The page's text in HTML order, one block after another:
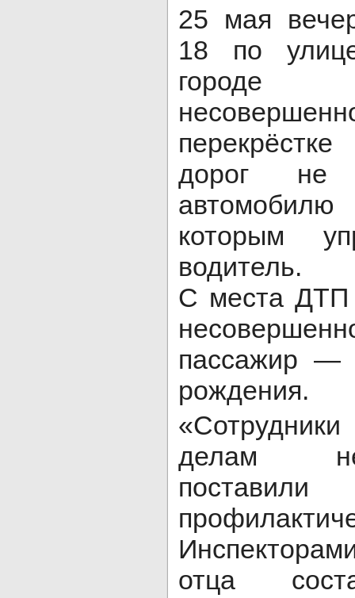
25 мая
18 по
дорог не
которым
водитель.
С места ДТП
пассажир —
рождения.
делам
отца